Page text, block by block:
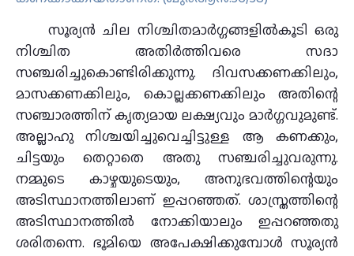
സൂര്യന്‍ ചില നിശ്ചിതമാര്‍ഗ്ഗങ്ങളില്‍കൂടി ഒരു
നിശ്ചിത അതിര്‍ത്തിവരെ സദാ
സഞ്ചരിച്ചുകൊണ്ടിരിക്കുന്നു. ദിവസക്കണക്കിലും,
മാസക്കണക്കിലും, കൊല്ലക്കണക്കിലും അതിന്റെ
സഞ്ചാരത്തിന് കൃത്യമായ ലക്ഷ്യവും മാര്‍ഗ്ഗവുമുണ്ട്.
അല്ലാഹു നിശ്ചയിച്ചുവെച്ചിട്ടുള്ള ആ കണക്കും,
ചിട്ടയും തെറ്റാതെ അതു സഞ്ചരിച്ചുവരുന്നു.
നമ്മുടെ കാഴ്ചയുടെയും, അനുഭവത്തിന്റെയും
അടിസ്ഥാനത്തിലാണ് ഇപ്പറഞ്ഞത്. ശാസ്ത്രത്തിന്റെ
അടിസ്ഥാനത്തില്‍ നോക്കിയാലും ഇപ്പറഞ്ഞതു
ശരിതന്നെ. ഭൂമിയെ അപേക്ഷിക്കുമ്പോള്‍ സൂര്യന്‍